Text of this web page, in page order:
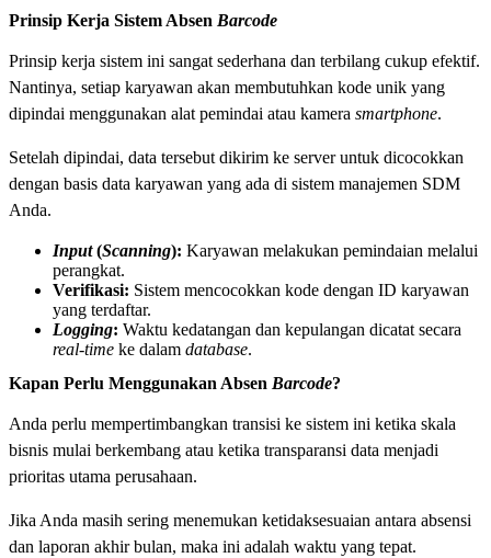
Prinsip Kerja Sistem Absen Barcode
Prinsip kerja sistem ini sangat sederhana dan terbilang cukup efektif.
Nantinya, setiap karyawan akan membutuhkan kode unik yang
dipindai menggunakan alat pemindai atau kamera smartphone.
Setelah dipindai, data tersebut dikirim ke server untuk dicocokkan
dengan basis data karyawan yang ada di sistem manajemen SDM
Anda.
Input(Scanning): Karyawan melakukan pemindaian melalui
perangkat.
Verifikasi: Sistem mencocokkan kode dengan ID karyawan
yang terdaftar.
Logging: Waktu kedatangan dan kepulangan dicatat secara
real-time ke dalam database.
Kapan Perlu Menggunakan Absen Barcode?
Anda perlu mempertimbangkan transisi ke sistem ini ketika skala
bisnis mulai berkembang atau ketika transparansi data menjadi
prioritas utama perusahaan.
Jika Anda masih sering menemukan ketidaksesuaian antara absensi
dan laporan akhir bulan, maka ini adalah waktu yang tepat.